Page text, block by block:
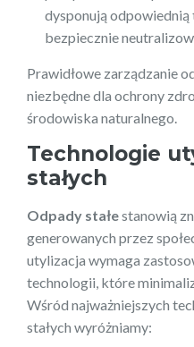
dysponują
bezpiecznie
Prawidłowe zarządzanie
niezbędne dla ochrony
środowiska naturalnego.
Technologie
stałych
Odpady stałestanowią
generowanych przez
utylizacja wymaga
technologii, które
Wśród najważniejszych
stałych wyróżniamy: